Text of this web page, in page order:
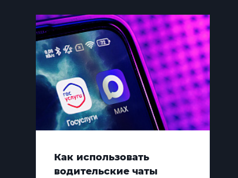
Как использовать
водительские чаты